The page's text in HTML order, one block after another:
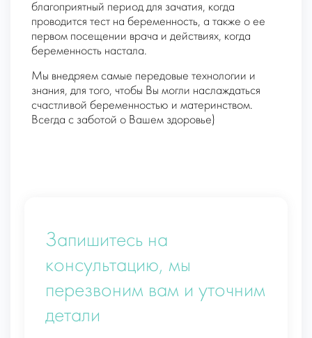
благоприятный период для зачатия, когда
проводится тест на беременность, а также о ее
первом посещении врача и действиях, когда
беременность настала.
Мы внедряем самые передовые технологии и
знания, для того, чтобы Вы могли наслаждаться
счастливой беременностью и материнством.
Всегда с заботой о Вашем здоровье)
Запишитесь на
консультацию, мы
перезвоним вам и уточним
детали